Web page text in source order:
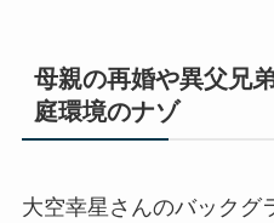
母親の再婚や異父兄
庭環境のナゾ
大空幸星さんのバックグ